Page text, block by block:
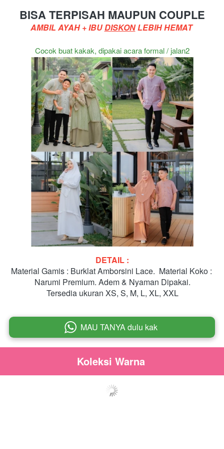
BISA TERPISAH MAUPUN COUPLE
AMBIL AYAH + IBU DISKON LEBIH HEMAT
Cocok buat kakak, dipakai acara formal / jalan2
DETAIL :
Material Gamis : Burklat Amborsini Lace. Material Koko :
Narumi Premium. Adem & Nyaman Dipakai.
Tersedia ukuran XS, S, M, L, XL, XXL
` MAU TANYA dulu kak
Koleksi Warna